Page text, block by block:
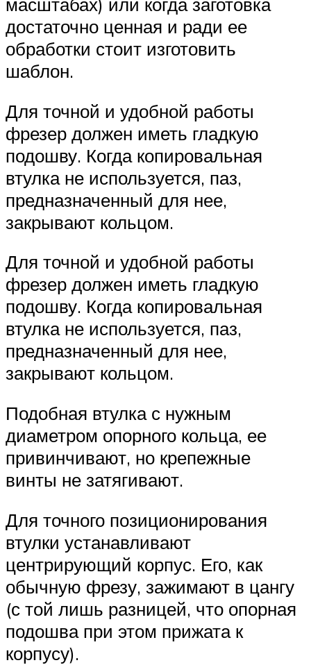
достаточно ценная и ради ее
обработки стоит изготовить
шаблон.
Для точной и удобной работы
фрезер должен иметь гладкую
подошву. Когда копировальная
втулка не используется, паз,
предназначенный для нее,
закрывают кольцом.
Для точной и удобной работы
фрезер должен иметь гладкую
подошву. Когда копировальная
втулка не используется, паз,
предназначенный для нее,
закрывают кольцом.
Подобная втулка с нужным
диаметром опорного кольца, ее
привинчивают, но крепежные
винты не затягивают.
Для точного позиционирования
втулки устанавливают
центрирующий корпус. Его, как
обычную фрезу, зажимают в цангу
(с той лишь разницей, что опорная
подошва при этом прижата к
корпусу).